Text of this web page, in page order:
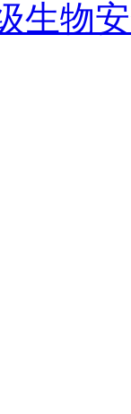
生物